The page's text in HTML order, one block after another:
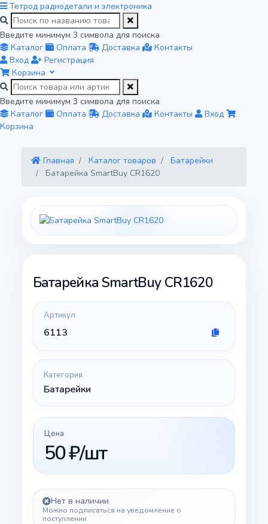
Тетрод радиодетали и электроника
Введите минимум 3 символа для поиска
Каталог
Оплата Доставка
Контакты
Вход
Регистрация
Корзина
Введите минимум 3 символа для поиска
Каталог
Оплата Доставка Контакты
Вход
Корзина
Главная Каталог товаров
Батарейки
Батарейка SmartBuy CR1620
Батарейка SmartBuy CR1620
Артикул
6113
Категория
Батарейки
Цена
50 ₽/шт
Нет в наличии
Можно подписаться на уведомление о
поступлении